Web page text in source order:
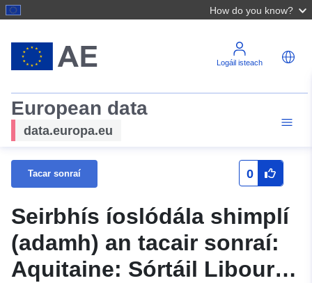
How do you know?
Logáil isteach
European data
data.europa.eu
Tacar sonraí 0
Seirbhís íoslódála shimplí
(adamh) an tacair sonraí:
Aquitaine: Sórtáil Libourne